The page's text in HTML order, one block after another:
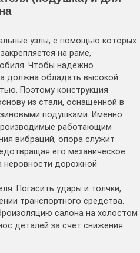
узлы, с помощью которых
на раме,
Чтобы надежно
должна обладать высокой
Поэтому конструкция
из стали, оснащенной в
подушками. Именно
работающим
вибраций, опора служит
его механическое
неровности дорожной
Погасить удары и толчки,
транспортного средства.
салона на холостом
деталей за счет снижения